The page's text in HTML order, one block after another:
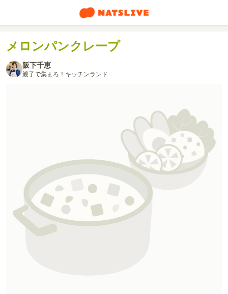
メロンパンクレープ
阪下千恵
親子で集まろ！キッチンランド